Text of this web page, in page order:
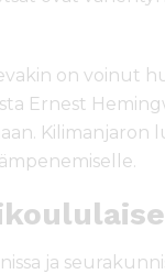
on voinut
Ernest
ja